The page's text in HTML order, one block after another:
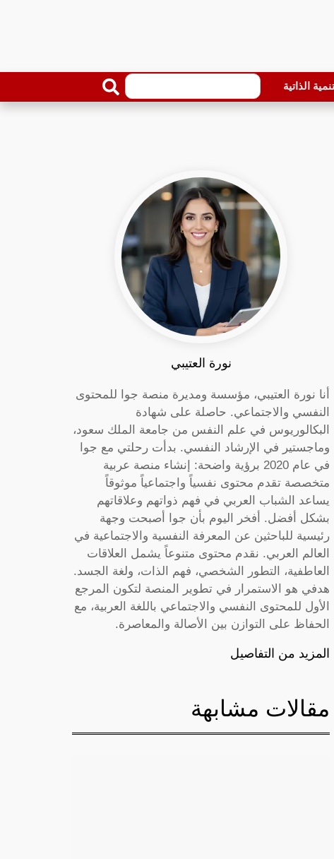
الذاتية
نورة العتيبي
أنا نورة العتيبي، مؤسسة ومديرة منصة جوا للمحتوى
النفسي والاجتماعي. حاصلة على شهادة
البكالوريوس في علم النفس من جامعة الملك سعود،
وماجستير في الإرشاد النفسي. بدأت رحلتي مع جوا
في عام 2020 برؤية واضحة: إنشاء منصة عربية
متخصصة تقدم محتوى نفسياً واجتماعياً موثوقاً
يساعد الشباب العربي في فهم ذواتهم وعلاقاتهم
بشكل أفضل. أفخر اليوم بأن جوا أصبحت وجهة
رئيسية للباحثين عن المعرفة النفسية والاجتماعية في
العالم العربي. نقدم محتوى متنوعاً يشمل العلاقات
العاطفية، التطور الشخصي، فهم الذات، ولغة الجسد.
هدفي هو الاستمرار في تطوير المنصة لتكون المرجع
الأول للمحتوى النفسي والاجتماعي باللغة العربية، مع
الحفاظ على التوازن بين الأصالة والمعاصرة.
المزيد من التفاصيل
مقالات مشابهة